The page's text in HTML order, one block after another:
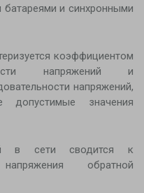
и синхронными
коэффициентом
напряжений и
напряжений,
допустимые значения
в сети сводится к
обратной